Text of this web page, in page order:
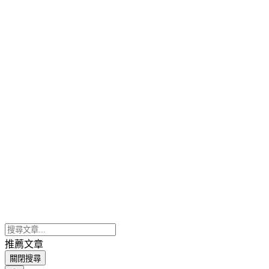
推薦文章
關閉搜尋